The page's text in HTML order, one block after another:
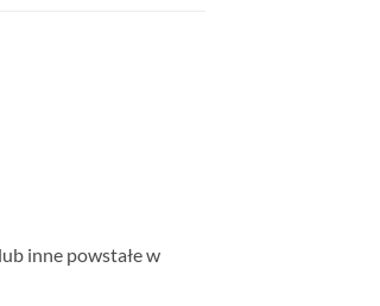
inne powstałe w